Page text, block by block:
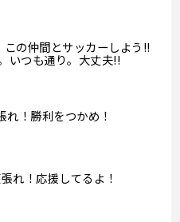
の仲間とサッカーしよう!!
いつも通り。大丈夫!!
れ！勝利をつかめ！
れ！応援してるよ！